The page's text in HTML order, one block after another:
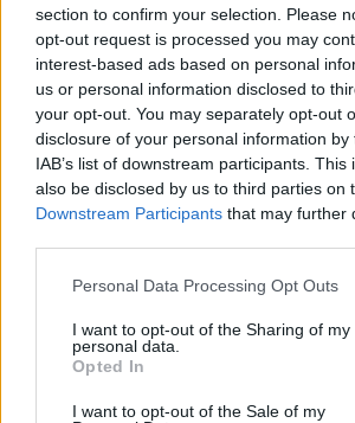
section to confirm your selection. Please
opt-out request is processed you may
interest-based ads based on personal
us or personal information disclosed to
your opt-out. You may separately opt-out
disclosure of your personal information
IAB’s list of downstream participants.
also be disclosed by us to third parties on
Downstream Participants that may further
Personal Data Processing Opt Outs
I want to opt-out of the Sharing of my
personal data.
Opted In
I want to opt-out of the Sale of my
X Mastodon
WhatsApp Stampa
LE MIGLIORI OFFERTE